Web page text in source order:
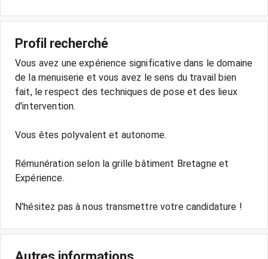
Profil recherché
Vous avez une expérience significative dans le domaine
de la menuiserie et vous avez le sens du travail bien
fait, le respect des techniques de pose et des lieux
d'intervention.
Vous êtes polyvalent et autonome.
Rémunération selon la grille bâtiment Bretagne et
Expérience.
N'hésitez pas à nous transmettre votre candidature !